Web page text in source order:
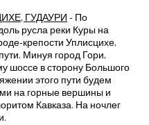
ГУДАУРИ - По
русла реки Куры на
крепости Уплисцихе,
Минуя город Гори,
шоссе в сторону Большого
этого пути будем
на горные вершины и
Кавказа. На ночлег